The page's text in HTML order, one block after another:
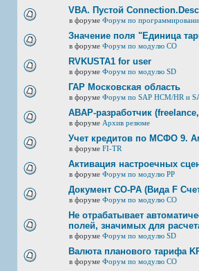
VBA. Пустой
в форуме Форум по
Значение поля "Единица
в форуме Форум по модулю СО
RVKUSTA1 for user
в форуме Форум по модулю SD
ГАР Московская область
в форуме Форум по SAP HCM/HR и
ABAP-разработчик
в форуме Архив резюме
Учет кредитов по МСФО 9.
в форуме FI-TR
Активация настроечных
в форуме Форум по модулю РР
Документ CO-PA (Вида F
в форуме Форум по модулю СО
Не отрабатывает
полей, значимых для
в форуме Форум по модулю SD
Валюта планового тарифа
в форуме Форум по модулю СО